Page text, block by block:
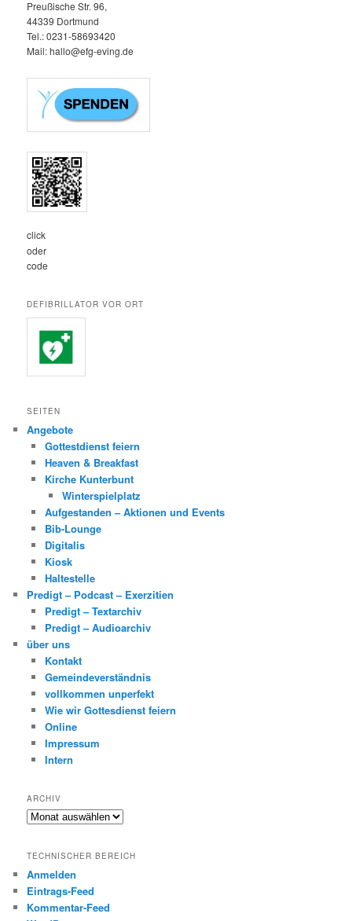
Preußische Str. 96,
44339 Dortmund
Tel.: 0231-58693420‬
Mail: hallo@efg-eving.de
click
oder
code
DEFIBRILLATOR VOR ORT
SEITEN
Angebote
Gottestdienst feiern
Heaven & Breakfast
Kirche Kunterbunt
Winterspielplatz
Aufgestanden – Aktionen und Events
Bib-Lounge
Digitalis
Kiosk
Haltestelle
Predigt – Podcast – Exerzitien
Predigt – Textarchiv
Predigt – Audioarchiv
über uns
Kontakt
Gemeindeverständnis
vollkommen unperfekt
Wie wir Gottesdienst feiern
Online
Impressum
Intern
ARCHIV
Archiv
TECHNISCHER BEREICH
Anmelden
Eintrags-Feed
Kommentar-Feed